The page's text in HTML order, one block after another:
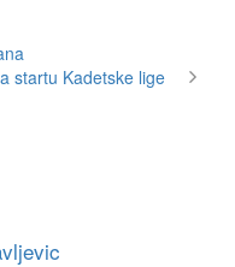
startu Kadetske lige